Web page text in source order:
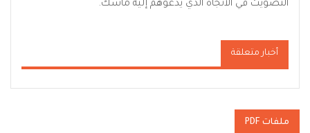
التصويت في الاتجاه الذي يدعوهم إليه ماسك.
أخبار متعلقة
ملفات PDF